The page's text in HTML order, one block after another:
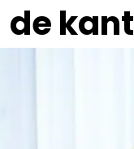
de kant